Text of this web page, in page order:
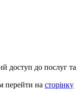
доступ до послуг та
перейти на сторінку